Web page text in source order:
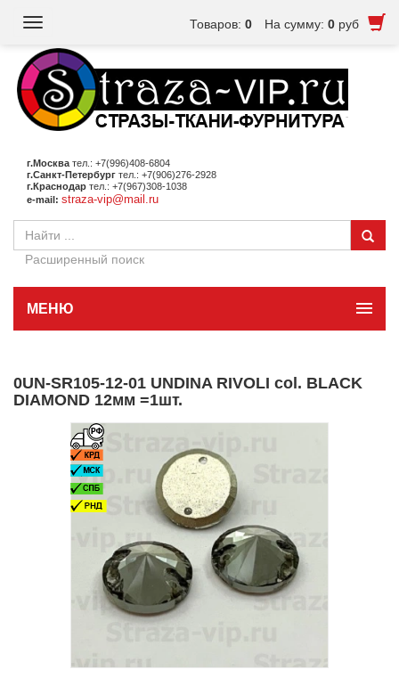
Товаров: 0 На сумму: 0 руб
Toggle
г.Москва тел.: +7(996)408-6804
г.Санкт-Петербург тел.: +7(906)276-2928
г.Краснодар тел.: +7(967)308-1038
e-mail: straza-vip@mail.ru
Расширенный поиск
МЕНЮ
0UN-SR105-12-01 UNDINA RIVOLI col. BLACK
DIAMOND 12мм =1шт.